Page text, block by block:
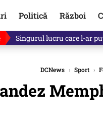
Politică Război
Singurul lucru care l-ar
DCNews › Sport ›